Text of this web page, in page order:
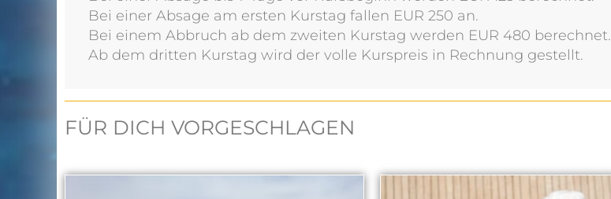
Bei einer Absage am ersten Kurstag fallen EUR 250 an.
Bei einem Abbruch ab dem zweiten Kurstag werden EUR 480 berechnet.
Ab dem dritten Kurstag wird der volle Kurspreis in Rechnung gestellt.
FÜR DICH VORGESCHLAGEN